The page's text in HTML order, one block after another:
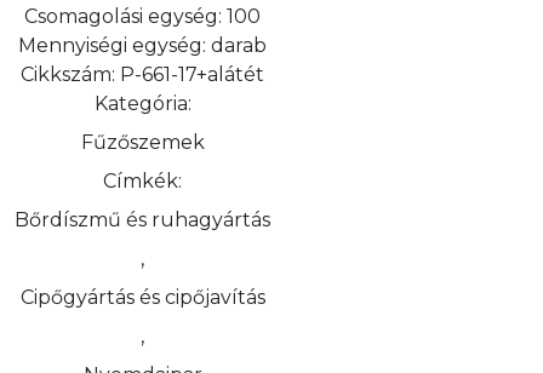
Csomagolási egység: 100
Mennyiségi egység: darab
Cikkszám: P-661-17+alátét
Kategória:
Fűzőszemek
Címkék:
Bőrdíszmű és ruhagyártás
,
Cipőgyártás és cipőjavítás
,